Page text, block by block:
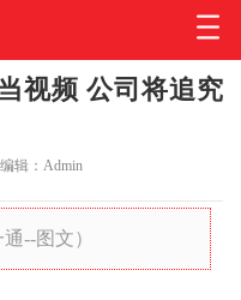
视频 公司将追究
编辑：Admin
--图文）